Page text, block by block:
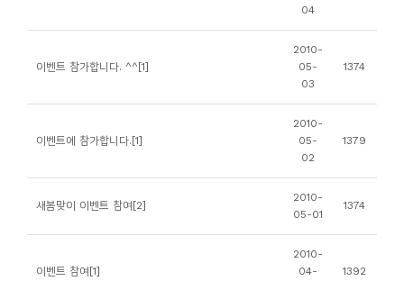
04
이벤트 참가합니다. ^^[1]
2010-
05-
03
1374
이벤트에 참가합니다.[1]
2010-
05-
02
1379
새봄맞이 이벤트 참여[2]
2010-
05-01
1374
이벤트 참여[1]
2010-
04-
1392